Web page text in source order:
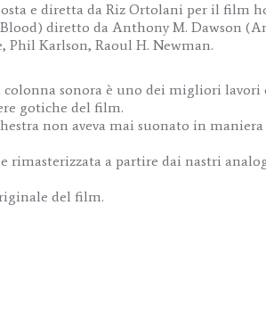
e diretta da Riz Ortolani per il film
Blood) diretto da Anthony M. Dawson
Phil Karlson, Raoul H. Newman.
sonora è uno dei migliori
gotiche del film.
non aveva mai suonato in maniera
rimasterizzata a partire dai nastri
del film.